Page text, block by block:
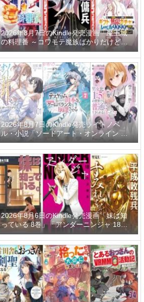
2026年8月7日のKindle発売漫画「魔王城
の料理番 ～コワモテ魔族ばかりだけど、
ホワイトな職場です～ 6巻」「魔女と傭兵
9巻」「信じていた仲間達にダンジョン奥
地で殺されかけたがギフト『無限ガチャ』
でレベル9999の仲間達を手に入れて元パ
ーティーメンバーと世界に復讐＆『ざま
ぁ！』します！ 23巻」など
2026年8月7日のKindle発売ライトノベ
ル・小説「ソードアート・オンライン マ
テリアル1 シュガーリィ・デイズ」「デス
ゲームに巻き込まれた山本さん、気ままに
ゲームバランスを崩壊させる 7巻」「男女
比1：5の世界でも普通に生きられると思
った？6 ～激重感情な彼女たちが無自覚男
子に翻弄されたら～」など
2026年8月6日のKindle発売漫画「妹は知
っている 8巻」「アンダーニンジャ 18
巻」「平成敗残兵すみれちゃん 11巻」な
ど